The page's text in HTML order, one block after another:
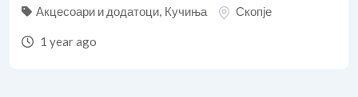
Акцесоари и додатоци, Кучиња Скопје
1 year ago